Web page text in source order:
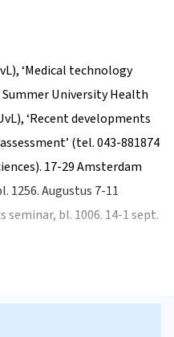
‘Medical technology
Summer University Health
‘Recent developments
(tel. 043-881874
17-29 Amsterdam
1256. Augustus 7-11
bl. 1006. 14-1 sept.